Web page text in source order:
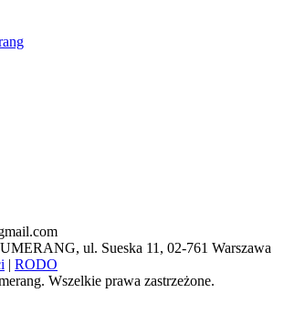
ul. Sueska 11, 02-761 Warszawa
| RODO
Wszelkie prawa zastrzeżone.